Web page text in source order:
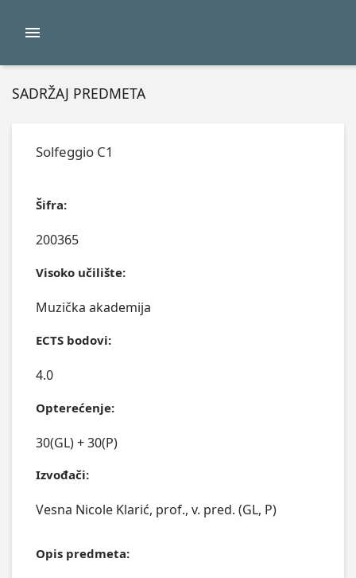
SADRŽAJ PREDMETA
Solfeggio C1
Šifra:
200365
Visoko učilište:
Muzička akademija
ECTS bodovi:
4.0
Opterećenje:
30(GL) + 30(P)
Izvođači:
Vesna Nicole Klarić, prof., v. pred. (GL, P)
Opis predmeta: